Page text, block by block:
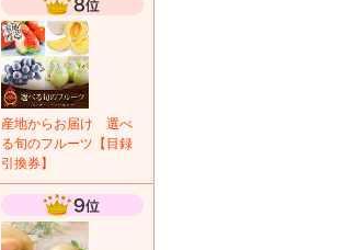
産地からお届け 選べ
る旬のフルーツ【目録
引換券】